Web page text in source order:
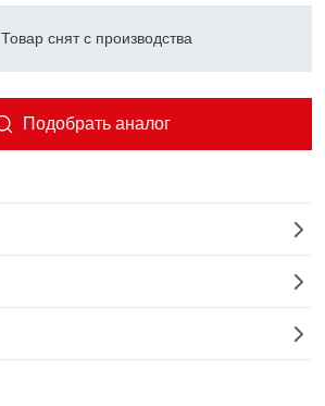
Товар снят с производства
Подобрать аналог